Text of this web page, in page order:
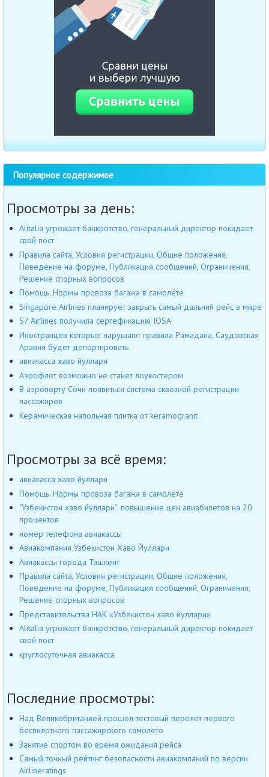
Популярное содержимое
Просмотры за день:
Alitalia угрожает банкротство, генеральный директор покидает
свой пост
Правила сайта, Условия регистрации, Общие положения,
Поведение на форуме, Публикация сообщений, Ограничения,
Решение спорных вопросов
Помощь. Нормы провоза багажа в самолёте
Singapore Airlines планирует закрыть самый дальний рейс в мире
S7 Airlines получила сертефикацию IOSA
Иностранцев которые нарушают правила Рамадана, Саудовская
Аравия будет депортировать
авиакасса хаво йуллари
Аэрофлот возможно не станет лоукостером
В аэропорту Сочи появиться система сквозной регистрации
пассажиров
Керамическая напольная плитка от keramogranit
Просмотры за всё время:
авиакасса хаво йуллари
Помощь. Нормы провоза багажа в самолёте
"Узбекистон хаво йуллари": повышение цен авиабилетов на 20
процентов
номер телефона авиакассы
Авиакомпания Узбекистон Хаво Йуллари
Авиакассы города Ташкент
Правила сайта, Условия регистрации, Общие положения,
Поведение на форуме, Публикация сообщений, Ограничения,
Решение спорных вопросов
Представительства НАК «Узбекистон хаво йуллари»
Alitalia угрожает банкротство, генеральный директор покидает
свой пост
круглосуточная авиакасса
Последние просмотры:
Над Великобританией прошел тестовый перелет первого
беспилотного пассажирского самолето
Занятие спортом во время ожидания рейса
Самый точный рейтинг безопасности авиакомпаний по версии
Airlineratings